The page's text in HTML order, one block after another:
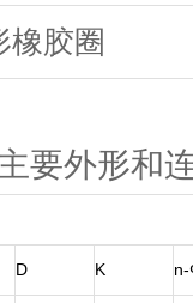
橡胶圈
主要外形和
D K